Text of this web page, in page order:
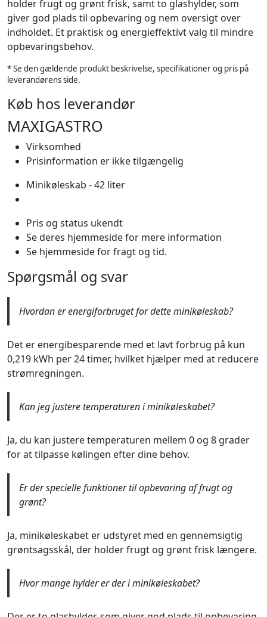
holder frugt og grønt frisk, samt to glashylder, som
giver god plads til opbevaring og nem oversigt over
indholdet. Et praktisk og energieffektivt valg til mindre
opbevaringsbehov.
* Se den gældende produkt beskrivelse, specifikationer og pris på
leverandørens side.
Køb hos leverandør
MAXIGASTRO
Virksomhed
Prisinformation er ikke tilgængelig
Minikøleskab - 42 liter
Pris og status ukendt
Se deres hjemmeside for mere information
Se hjemmeside for fragt og tid.
Spørgsmål og svar
Hvordan er energiforbruget for dette minikøleskab?
Det er energibesparende med et lavt forbrug på kun
0,219 kWh per 24 timer, hvilket hjælper med at reducere
strømregningen.
Kan jeg justere temperaturen i minikøleskabet?
Ja, du kan justere temperaturen mellem 0 og 8 grader
for at tilpasse kølingen efter dine behov.
Er der specielle funktioner til opbevaring af frugt og
grønt?
Ja, minikøleskabet er udstyret med en gennemsigtig
grøntsagsskål, der holder frugt og grønt frisk længere.
Hvor mange hylder er der i minikøleskabet?